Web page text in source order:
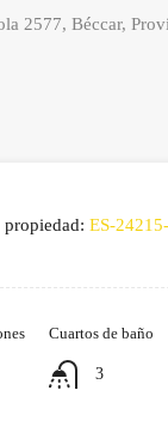
2577, Béccar,
ES-
Cuartos de baño
3